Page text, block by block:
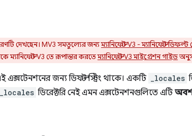
দেখছেন। MV3 সমতুল্যের জন্যম্যানিফেস্ট V3 - ম্যানিফেস্ট
ম্যানিফেস্ট V3 তে রূপান্তর করতেম্যানিফেস্ট V3 মাইগ্রেশন গাইড
এক্সটেনশনের জন্য ডিফল্ট স্ট্রিং থাকে। একটি _locales
_locales ডিরেক্টরি নেই এমন এক্সটেনশনগুলিতে এটি